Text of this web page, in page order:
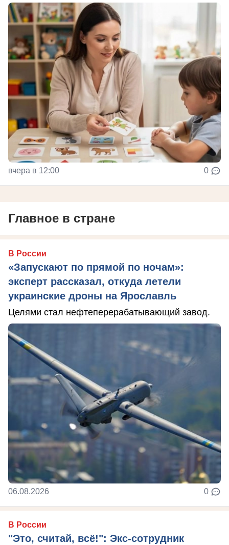
вчера в 12:00 0
Главное в стране
В России
«Запускают по прямой по ночам»:
эксперт рассказал, откуда летели
украинские дроны на Ярославль
Целями стал нефтеперерабатывающий завод.
06.08.2026 0
В России
"Это, считай, всё!": Экс-сотрудник